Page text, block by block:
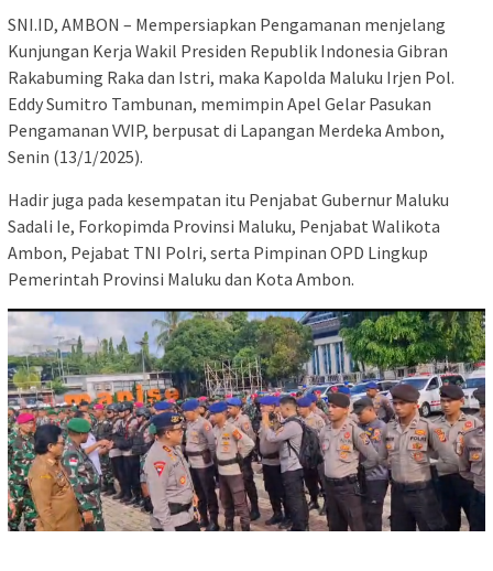
SNI.ID, AMBON – Mempersiapkan Pengamanan menjelang
Kunjungan Kerja Wakil Presiden Republik Indonesia Gibran
Rakabuming Raka dan Istri, maka Kapolda Maluku Irjen Pol.
Eddy Sumitro Tambunan, memimpin Apel Gelar Pasukan
Pengamanan VVIP, berpusat di Lapangan Merdeka Ambon,
Senin (13/1/2025).
Hadir juga pada kesempatan itu Penjabat Gubernur Maluku
Sadali Ie, Forkopimda Provinsi Maluku, Penjabat Walikota
Ambon, Pejabat TNI Polri, serta Pimpinan OPD Lingkup
Pemerintah Provinsi Maluku dan Kota Ambon.